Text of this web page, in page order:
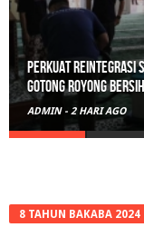
Perkuat Reintegrasi
Gotong Royong
ADMIN - 2 HARI AGO
8 TAHUN BAKABA 2024